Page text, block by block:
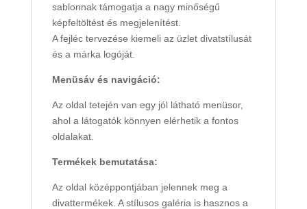
sablonnak támogatja a nagy minőségű
képfeltöltést és megjelenítést.
A fejléc tervezése kiemeli az üzlet divatstílusát
és a márka logóját.
Menüsáv és navigáció:
Az oldal tetején van egy jól látható menüsor,
ahol a látogatók könnyen elérhetik a fontos
oldalakat.
Termékek bemutatása:
Az oldal középpontjában jelennek meg a
divattermékek. A stílusos galéria is hasznos a